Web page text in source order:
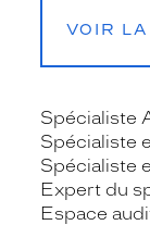
VOIR
Spécialiste
Spécialiste
Spécialiste
Expert du
Espace